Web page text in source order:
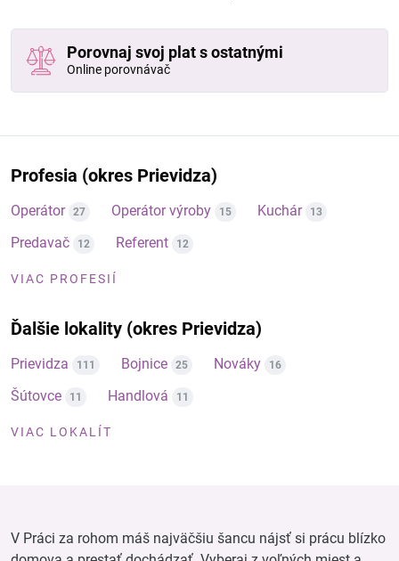
Porovnaj svoj plat s ostatnými
Online porovnávač
Profesia (okres Prievidza)
Operátor 27 Operátor výroby 15 Kuchár 13
Predavač 12 Referent 12
VIAC PROFESIÍ
Ďalšie lokality (okres Prievidza)
Prievidza 111 Bojnice 25 Nováky 16
Šútovce 11 Handlová 11
VIAC LOKALÍT
V Práci za rohom máš najväčšiu šancu nájsť si prácu blízko